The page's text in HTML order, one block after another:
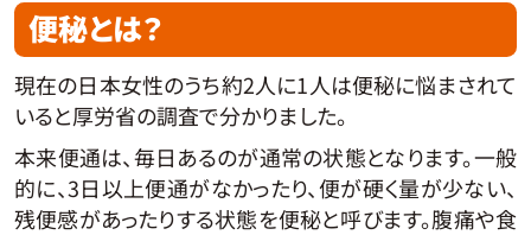
便秘とは？
現在の日本女性のうち約2人に1人は便秘に悩まされて
いると厚労省の調査で分かりました。
本来便通は、毎日あるのが通常の状態となります。一般
的に、3日以上便通がなかったり、便が硬く量が少ない、
残便感があったりする状態を便秘と呼びます。腹痛や食